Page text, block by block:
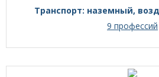
Транспорт: наземный,
9 профессий